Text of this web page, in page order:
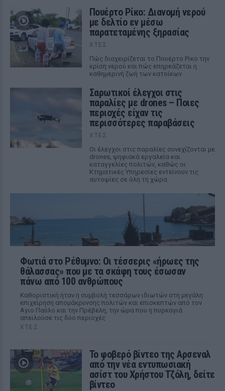
Πουέρτο Ρίκο: Διανομή νερού
με δελτίο εν μέσω
παρατεταμένης ξηρασίας
ΧΤΕΣ
Πώς διαχειρίζεται το Πουέρτο Ρίκο την
κρίση νερού και πώς επηρεάζεται η
καθημερινή ζωή των κατοίκων
Σαρωτικοί έλεγχοι στις
παραλίες με drones – Ποιες
περιοχές είχαν τις
περισσότερες παραβάσεις
ΧΤΕΣ
Οι έλεγχοι στις παραλίες συνεχίζονται με
drones, ψηφιακά εργαλεία και
καταγγελίες πολιτών, καθώς οι
Κτηματικές Υπηρεσίες εντείνουν τις
αυτοψίες σε όλη τη χώρα
Φωτιά στο Ρέθυμνο: Οι τέσσερις «ήρωες της
θάλασσας» που με τα σκάφη τους έσωσαν
πάνω από 100 ανθρώπους
Καθοριστική ήταν η συμβολή τεσσάρων ιδιωτών στη μεγάλη
επιχείρηση απομάκρυνσης πολιτών και επισκεπτών από τον
Αγιο Παύλο και την Πρέβελη, την ώρα που η πυρκαγιά
απειλούσε τις δύο περιοχές
ΧΤΕΣ
Το φοβερό βίντεο της Αρσεναλ
από την νέα εντυπωσιακή
ασίστ του Χρήστου Τζόλη, δείτε
βίντεο